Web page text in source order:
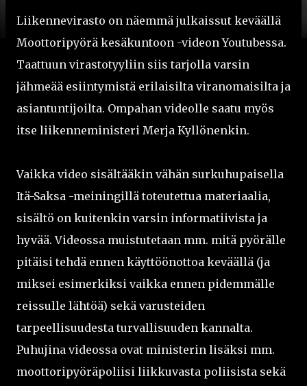
Liikennevirasto on näemmä julkaissut keväällä
Moottoripyörä kesäkuntoon -videon Youtubessa.
Taattuun virastotyyliin siis tarjolla varsin
jähmeää esiintymistä erilaisilta viranomaisilta ja
asiantuntijoilta. Ompahan videolle saatu myös
itse liikenneministeri Merja Kyllönenkin.
Vaikka video sisältääkin vähän surkuhupaisella
Itä-Saksa -meiningillä toteutettua materiaalia,
sisältö on kuitenkin varsin informatiivista ja
hyvää. Videossa muistutetaan mm. mitä pyörälle
pitäisi tehdä ennen käyttöönottoa keväällä (ja
miksei esimerkiksi vaikka ennen pidemmälle
reissulle lähtöä) sekä varusteiden
tarpeellisuudesta turvallisuuden kannalta.
Puhujina videossa ovat ministerin lisäksi mm.
moottoripyöräpoliisi liikkuvasta poliisista sekä